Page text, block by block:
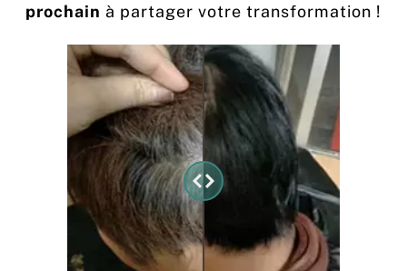
prochain à partager votre transformation !